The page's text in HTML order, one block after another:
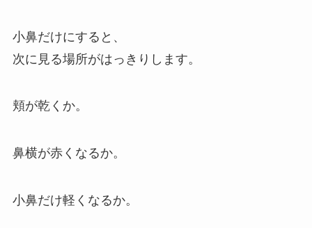
小鼻だけにすると、
次に見る場所がはっきりします。
頬が乾くか。
鼻横が赤くなるか。
小鼻だけ軽くなるか。